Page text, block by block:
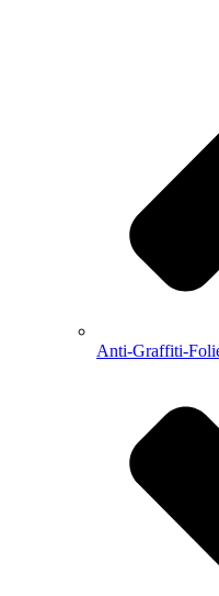
Anti-Graffiti-